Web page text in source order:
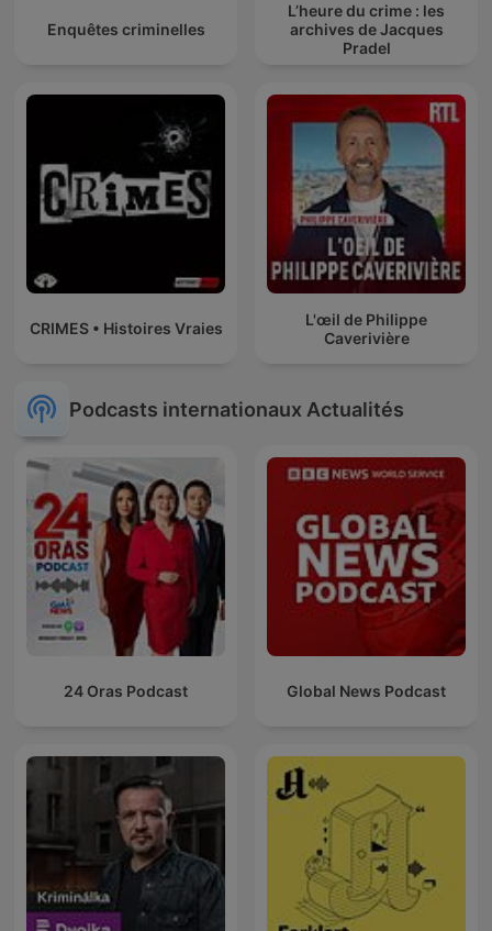
Enquêtes criminelles
L’heure du crime : les
archives de Jacques
Pradel
CRIMES • Histoires Vraies
L'œil de Philippe
Caverivière
Podcasts internationaux Actualités
24 Oras Podcast Global News Podcast